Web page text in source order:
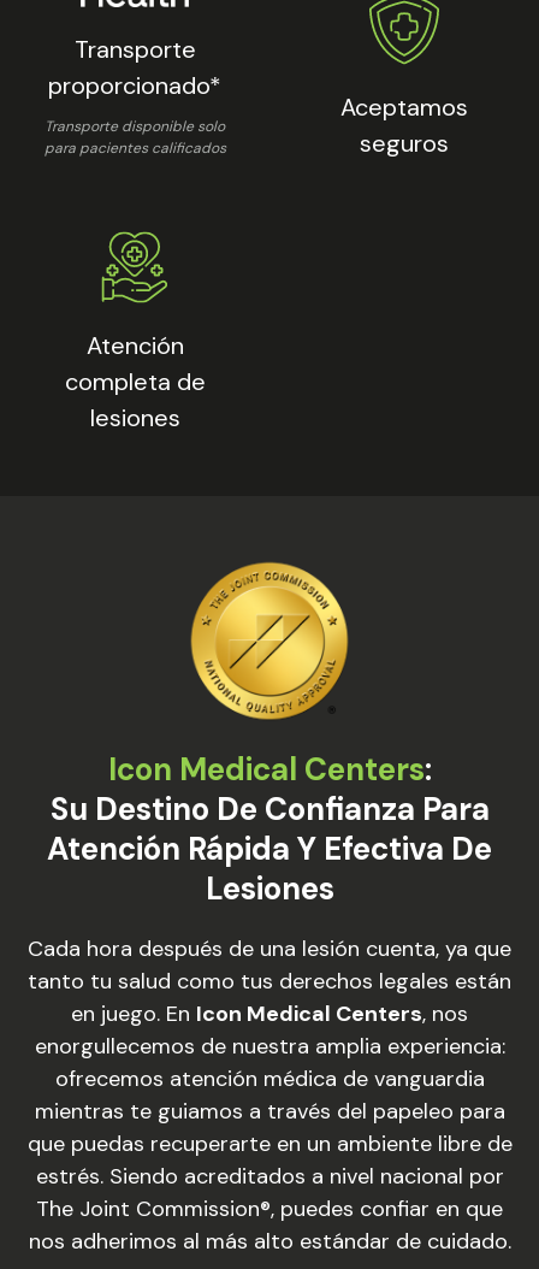
Transporte
proporcionado*
Transporte disponible solo
para pacientes calificados
Atención
completa de
lesiones
Aceptamos
seguros
Icon Medical Centers:
Su Destino De Confianza Para
Atención Rápida Y Efectiva De
Lesiones
Cada hora después de una lesión cuenta, ya que
tanto tu salud como tus derechos legales están
en juego. En Icon Medical Centers, nos
enorgullecemos de nuestra amplia experiencia:
ofrecemos atención médica de vanguardia
mientras te guiamos a través del papeleo para
que puedas recuperarte en un ambiente libre de
estrés. Siendo acreditados a nivel nacional por
The Joint Commission®, puedes confiar en que
nos adherimos al más alto estándar de cuidado.